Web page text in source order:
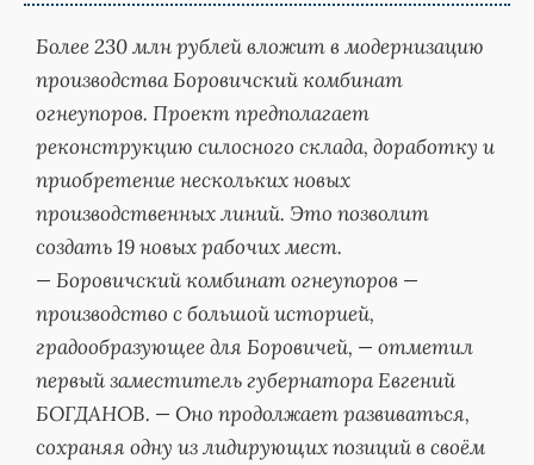
Более 230 млн рублей вложит в модернизацию
производства Боровичский комбинат
огнеупоров. Проект предполагает
реконструкцию силосного склада, доработку и
приобретение нескольких новых
производственных линий. Это позволит
создать 19 новых рабочих мест.
— Боровичский комбинат огнеупоров —
производство с большой историей,
градообразующее для Боровичей, — отметил
первый заместитель губернатора Евгений
БОГДАНОВ. — Оно продолжает развиваться,
сохраняя одну из лидирующих позиций в своём